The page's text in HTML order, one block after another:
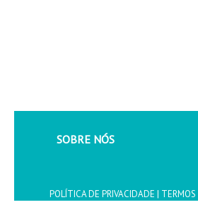
SOBRE NÓS
POLÍTICA DE PRIVACIDADE | TERMOS